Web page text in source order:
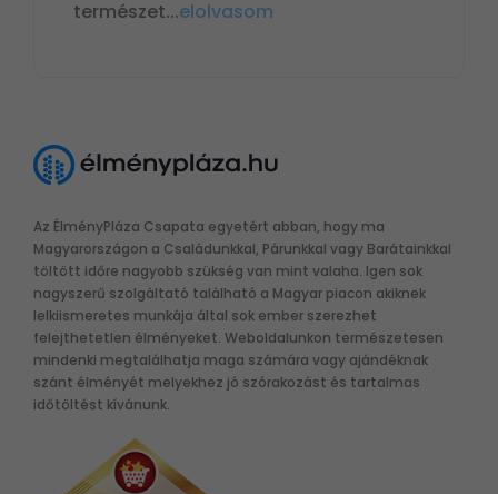
természet...elolvasom
Az ÉlményPláza Csapata egyetért abban, hogy ma
Magyarországon a Családunkkal, Párunkkal vagy Barátainkkal
töltött időre nagyobb szükség van mint valaha. Igen sok
nagyszerű szolgáltató található a Magyar piacon akiknek
lelkiismeretes munkája által sok ember szerezhet
felejthetetlen élményeket. Weboldalunkon természetesen
mindenki megtalálhatja maga számára vagy ajándéknak
szánt élményét melyekhez jó szórakozást és tartalmas
időtöltést kívánunk.